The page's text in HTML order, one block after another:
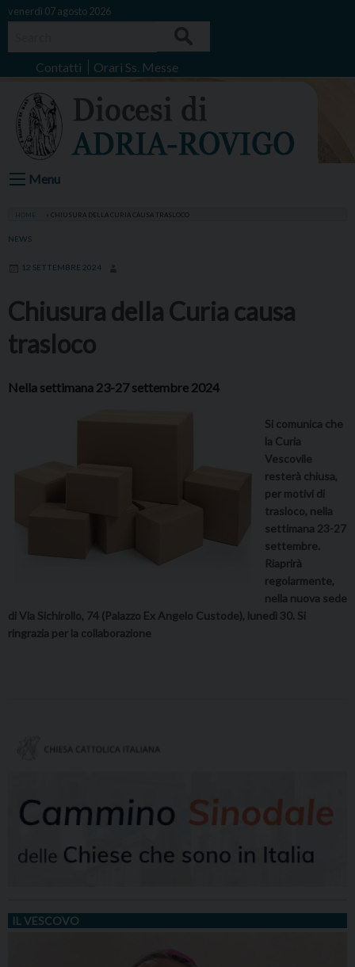
Skip
venerdì 07 agosto 2026
Contatti Orari Ss. Messe
Menu
HOME CHIUSURA DELLA CURIA CAUSA TRASLOCO
NEWS
12 SETTEMBRE 2024
Chiusura della Curia causa
trasloco
Nella settimana 23-27 settembre 2024
Si comunica che
la Curia
Vescovile
resterà chiusa,
per motivi di
trasloco, nella
settimana 23-27
settembre.
Riaprirà
regolarmente,
nella nuova sede
di Via Sichirollo, 74 (Palazzo Ex Angelo Custode), lunedì 30. Si
ringrazia per la collaborazione
IL VESCOVO